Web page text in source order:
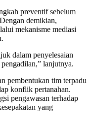
preventif sebelum
demikian,
mekanisme mediasi
dalam penyelesaian
lanjutnya.
pembentukan tim terpadu
konflik pertanahan.
pengawasan terhadap
yang